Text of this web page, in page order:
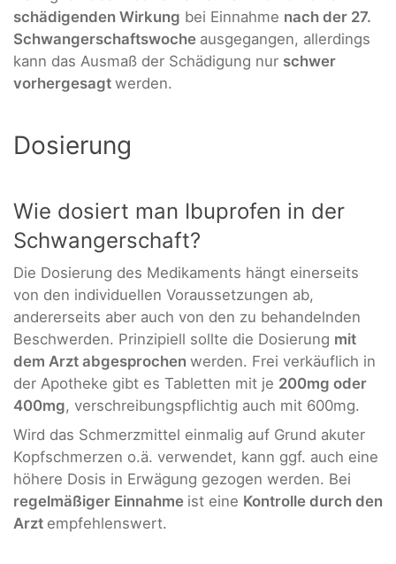
schädigenden Wirkung bei Einnahme nach der 27.
Schwangerschaftswoche ausgegangen, allerdings
kann das Ausmaß der Schädigung nur schwer
vorhergesagt werden.
Dosierung
Wie dosiert man Ibuprofen in der
Schwangerschaft?
Die Dosierung des Medikaments hängt einerseits
von den individuellen Voraussetzungen ab,
andererseits aber auch von den zu behandelnden
Beschwerden. Prinzipiell sollte die Dosierung mit
dem Arzt abgesprochen werden. Frei verkäuflich in
der Apotheke gibt es Tabletten mit je 200mg oder
400mg, verschreibungspflichtig auch mit 600mg.
Wird das Schmerzmittel einmalig auf Grund akuter
Kopfschmerzen o.ä. verwendet, kann ggf. auch eine
höhere Dosis in Erwägung gezogen werden. Bei
regelmäßiger Einnahme ist eine Kontrolle durch den
Arzt empfehlenswert.